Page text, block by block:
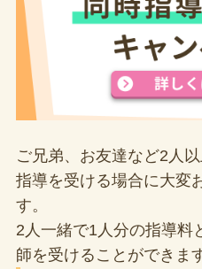
ご兄弟、お友達など2人
指導を受ける場合に大変
す。
2人一緒で1人分の指導料
師を受けることができま